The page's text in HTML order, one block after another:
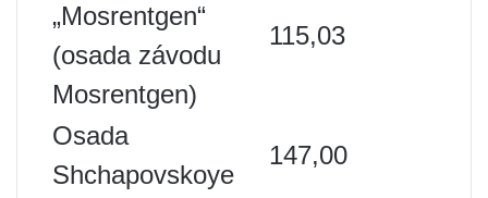
„Mosrentgen“
(osada závodu
Mosrentgen)
115,03
Osada
Shchapovskoye
147,00